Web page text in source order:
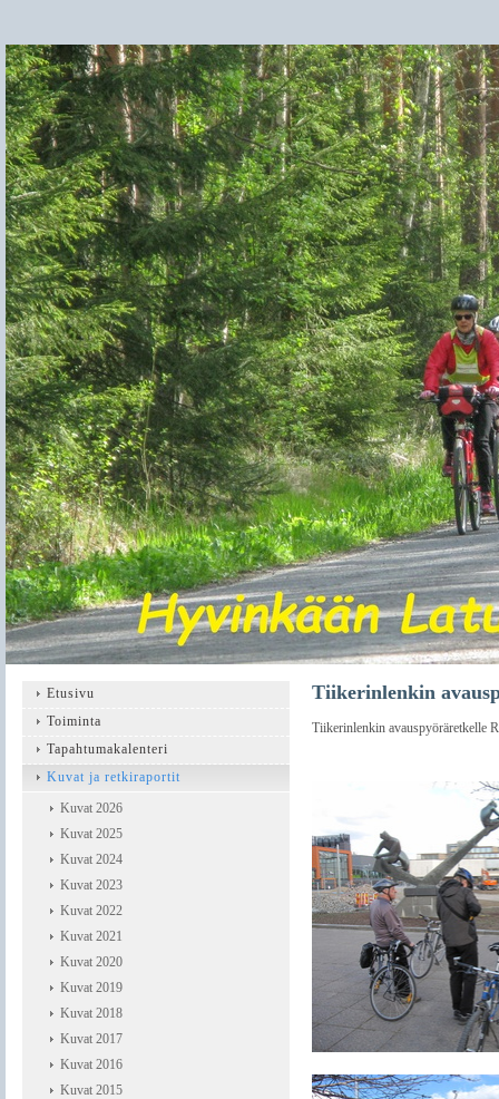
Tiikerinlenkin
Tiikerinlenkin avauspyöräretkelle
Etusivu
Toiminta
Tapahtumakalenteri
Kuvat ja retkiraportit
Kuvat 2026
Kuvat 2025
Kuvat 2024
Kuvat 2023
Kuvat 2022
Kuvat 2021
Kuvat 2020
Kuvat 2019
Kuvat 2018
Kuvat 2017
Kuvat 2016
Kuvat 2015